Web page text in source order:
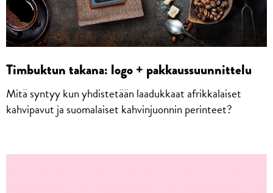
Timbuktun takana: logo + pakkaussuunnittelu
Mitä syntyy kun yhdistetään laadukkaat afrikkalaiset
kahvipavut ja suomalaiset kahvinjuonnin perinteet?